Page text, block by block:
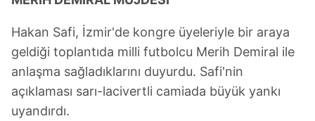
Hakan Safi, İzmir'de kongre üyeleriyle bir araya
geldiği toplantıda milli futbolcu Merih Demiral ile
anlaşma sağladıklarını duyurdu. Safi'nin
açıklaması sarı-lacivertli camiada büyük yankı
uyandırdı.